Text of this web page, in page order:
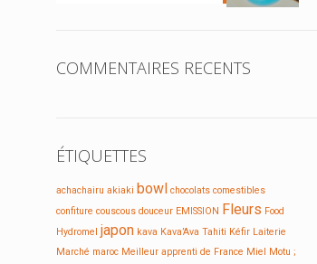
COMMENTAIRES RECENTS
ÉTIQUETTES
achachairu akiaki bowl chocolats comestibles
confiture couscous douceur EMISSION Fleurs Food
Hydromel japon kava Kava’Ava Tahiti Kéfir Laiterie
Marché maroc Meilleur apprenti de France Miel Motu ;